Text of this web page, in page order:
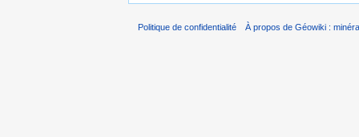
Politique de confidentialité À propos de Géowiki :